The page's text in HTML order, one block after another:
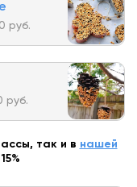
руб.
руб.
так и в нашей